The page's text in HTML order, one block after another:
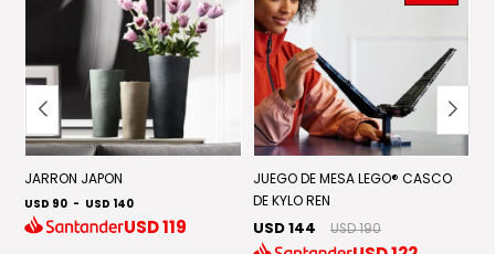
JARRON JAPON
USD 90 - USD 140
USD119
JUEGO DE MESA LEGO® CASCO
DE KYLO REN
USD 144 USD 190